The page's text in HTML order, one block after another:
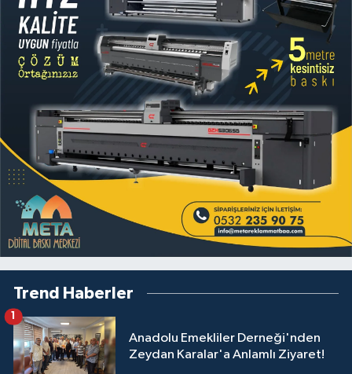
Trend Haberler
Anadolu Emekliler Derneği'nden
Zeydan Karalar'a Anlamlı Ziyaret!
1